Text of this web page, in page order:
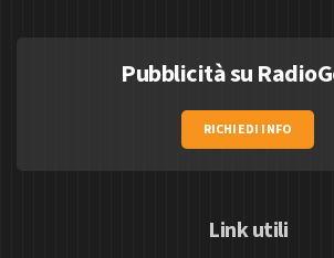
Pubblicità su
RICHIEDI INFO
Link utili